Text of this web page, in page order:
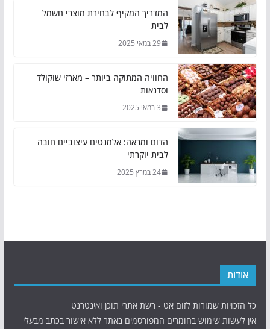
המדריך המקיף לבחירת מוצרי חשמל
לבית
29 במאי 2025
החוויה המתוקה ביותר – מארזי שוקולד
וסדנאות
3 במאי 2025
הדום ומראה: אלמנטים עיצוביים חובה
לבית יוקרתי
24 במרץ 2025
אודות
כל הזכויות שמורות לזום אט - רשת אתרי תוכן ואינטרנט
אין לעשות שימוש בחומרים המפורסמים באתר ללא אישור בכתב מבעלי